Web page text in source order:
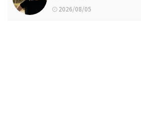
2026/08/05